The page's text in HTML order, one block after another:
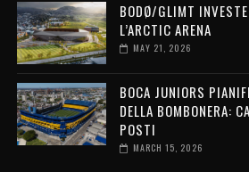
BODØ/GLIMT INVESTE
L’ARCTIC ARENA
MAY 21, 2026
BOCA JUNIORS
DELLA BOMBONERA:
POSTI
MARCH 15, 2026